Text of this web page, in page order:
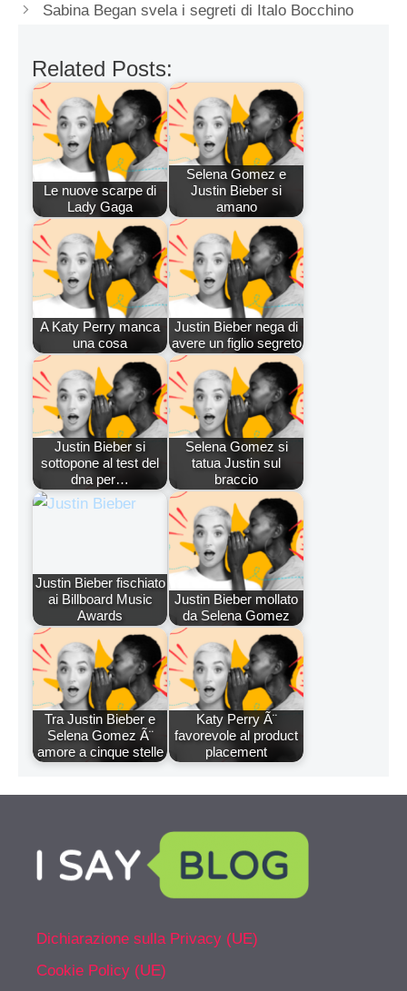
Sabina Began svela i segreti di Italo Bocchino
Related Posts:
Le nuove scarpe di
Lady Gaga
Selena Gomez e
Justin Bieber si
amano
A Katy Perry manca
una cosa
Justin Bieber nega di
avere un figlio segreto
Justin Bieber si
sottopone al test del
dna per…
Selena Gomez si
tatua Justin sul
braccio
Justin Bieber fischiato
ai Billboard Music
Awards
Justin Bieber mollato
da Selena Gomez
Tra Justin Bieber e
Selena Gomez Ã¨
amore a cinque stelle
Katy Perry Ã¨
favorevole al product
placement
Dichiarazione sulla Privacy (UE)
Cookie Policy (UE)